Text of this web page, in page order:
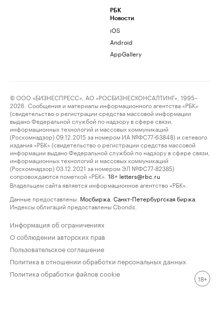
РБК
Новости
iOS
Android
AppGallery
© ООО «БИЗНЕСПРЕСС», АО «РОСБИЗНЕСКОНСАЛТИНГ», 1995–
2026. Сообщения и материалы информационного агентства «РБК»
(свидетельство о регистрации средства массовой информации
выдано Федеральной службой по надзору в сфере связи,
информационных технологий и массовых коммуникаций
(Роскомнадзор) 09.12.2015 за номером ИА №ФС77-63848) и сетевого
издания «РБК» (свидетельство о регистрации средства массовой
информации выдано Федеральной службой по надзору в сфере связи,
информационных технологий и массовых коммуникаций
(Роскомнадзор) 03.12.2021 за номером ЭЛ №ФС77-82385)
сопровождаются пометкой «РБК».
18+ letters@rbc.ru
Владельцем сайта является информационное агентство «РБК».
Данные предоставлены: Мосбиржа Санкт-Петербургская биржа
Индексы облигаций предоставлены Cbonds.
Информация об ограничениях
О соблюдении авторских прав
Пользовательское соглашение
Политика в отношении обработки персональных данных
Политика обработки файлов cookie
18+